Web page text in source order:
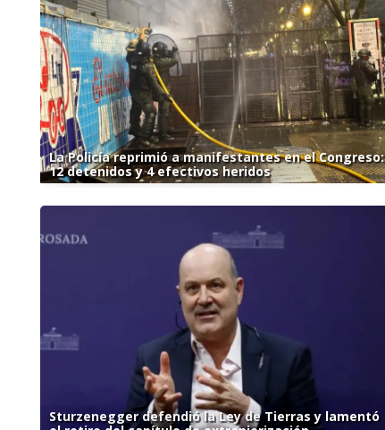
La Policía reprimió a manifestantes en el Congreso:
12 detenidos y 4 efectivos heridos
Sturzenegger defendió la Ley de Tierras y lamentó